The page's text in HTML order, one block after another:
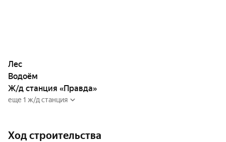
Лес
Водоём
Ж/д станция «Правда»
еще 1 ж/д станция
Ход строительства